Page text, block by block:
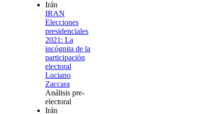
Irán
IRAN
Elecciones
presidenciales
2021: La
incógnita de la
participación
electoral
Luciano
Zaccara
Análisis pre-
electoral
Irán